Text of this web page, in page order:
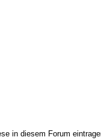
in diesem Forum